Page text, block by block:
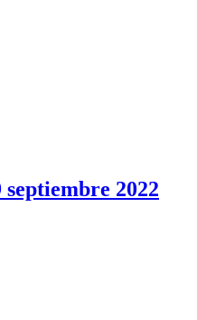
2022